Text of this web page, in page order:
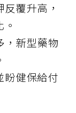
覆升高，
，新型藥物
盼健保給付